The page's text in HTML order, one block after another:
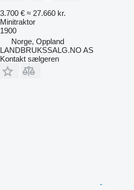
3.700 € ≈ 27.660 kr.
Minitraktor
1900
Norge, Oppland
LANDBRUKSSALG.NO AS
Kontakt sælgeren